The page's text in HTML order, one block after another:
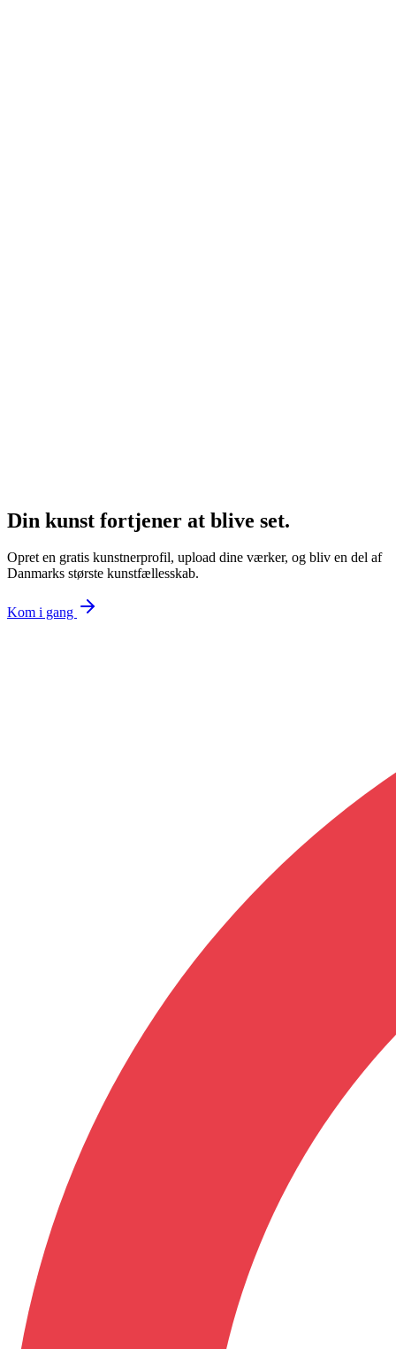
Din kunst fortjener at blive set.
Opret en gratis kunstnerprofil, upload dine værker, og bliv en del af
Danmarks største kunstfællesskab.
Kom i gang